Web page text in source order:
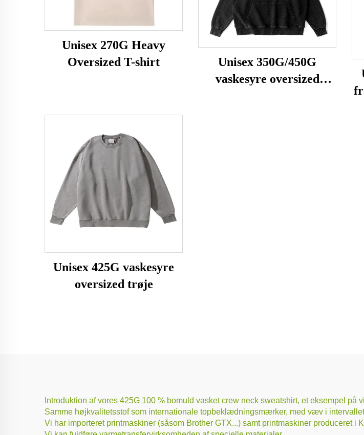
Unisex 270G Heavy
Oversized T-shirt
Unisex 350G/450G
vaskesyre oversized
Unisex 425G vaskesyre
oversized trøje
Introduktion af vores 425G 100 % bomuld vasket crew neck sweatshirt, et eksempel på
Samme højkvalitetsstof som internationale topbeklædningsmærker, med væv i intervallet
Vi har importeret printmaskiner (såsom Brother GTX...) samt printmaskiner produceret i